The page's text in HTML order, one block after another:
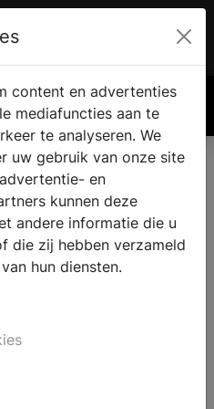
€ 0.00
content en advertenties
mediafuncties aan te
te analyseren. We
uw gebruik van onze site
en
kunnen deze
andere informatie die u
die zij hebben verzameld
hun diensten.